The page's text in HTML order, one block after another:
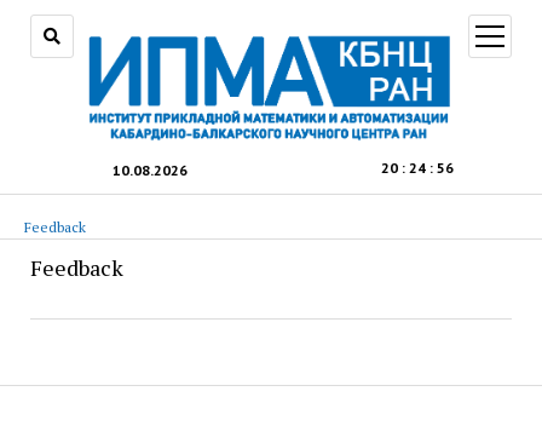
10.08.2026 20 : 24 : 57
open
menu
Feedback
Feedback